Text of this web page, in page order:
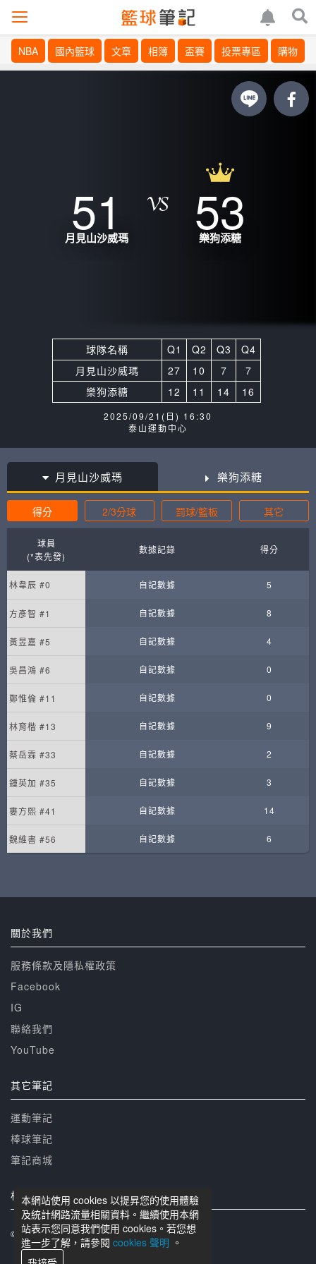
NBA 國內籃球 文章 相簿 盃賽 投票專區 購物
51
月見山沙威瑪 53
樂狗添糖
球隊名稱 Q1 Q2 Q3
Q4
月見山沙威瑪
27 10 7
7
樂狗添糖
12 11 14 16
2025/09/21(日) 16:30
泰山運動中心
月見山沙威瑪 樂狗添糖
得分 2/3分球 罰球/籃板 其它
球員
(*表先發)
數據記錄 得分
林韋辰 #0 自記數據 5
方彥智 #1 自記數據 8
黃昱嘉 #5 自記數據 4
吳昌鴻 #6 自記數據 0
鄭惟倫 #11 自記數據 0
林育楷 #13 自記數據 9
蔡岳霖 #33 自記數據 2
鍾英加 #35 自記數據 3
婁方熙 #41 自記數據 14
魏維書 #56 自記數據 6
本網站使用 cookies 以提昇您的使用體驗
及統計網路流量相關資料。繼續使用本網
站表示您同意我們使用 cookies。若您想
進一步了解，請參閱 cookies 聲明 。
關於我們
服務條款及隱私權政策
Facebook
IG
聯絡我們
YouTube
其它筆記
運動筆記
棒球筆記
筆記商城
相關網站
© 籃球筆記 版權所有